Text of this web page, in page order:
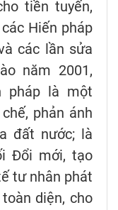
tiền tuyến,
Hiến pháp
các lần sửa
năm 2001,
pháp là một
phản ánh
đất nước; là
Đổi mới, tạo
tư nhân phát
diện, cho